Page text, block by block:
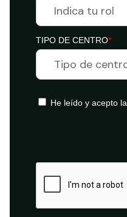
TIPO DE CENTRO*
He leído y acepto la